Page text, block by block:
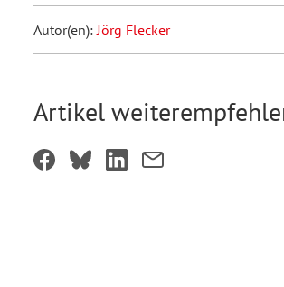
Autor(en):Jörg Flecker
Artikel